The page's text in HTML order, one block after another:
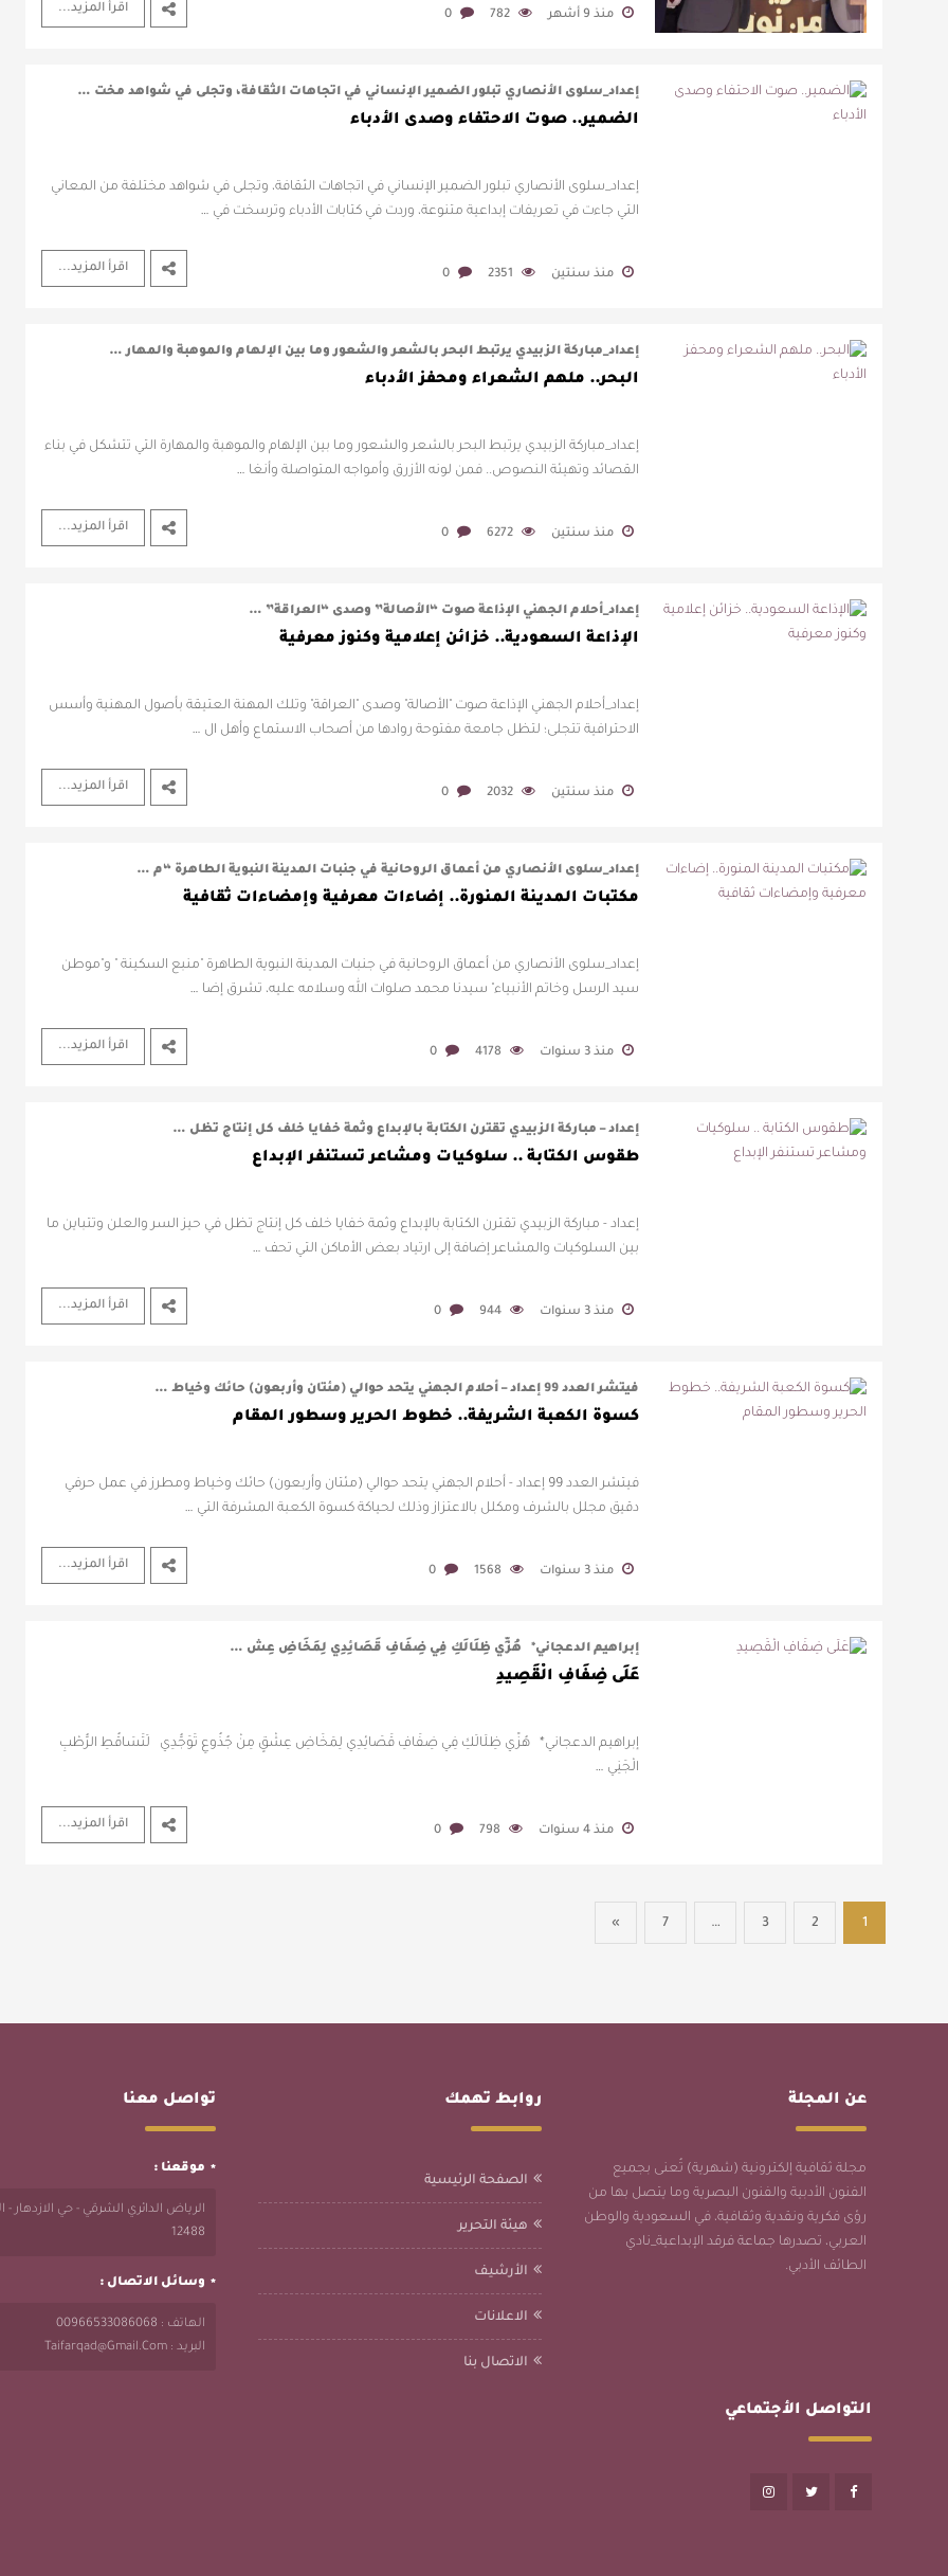
منذ 9 أشهر 782
0 اقرأ المزيد...
إعداد_سلوى الأنصاري تبلور الضمير الإنساني في اتجاهات الثقافة، وتجلى في شواهد مخت …
الضمير.. صوت الاحتفاء وصدى الأدباء
إعداد_سلوى الأنصاري تبلور الضمير الإنساني في اتجاهات الثقافة، وتجلى في شواهد مختلفة من المعاني
التي جاءت في تعريفات إبداعية متنوعة، وردت في كتابات الأدباء وترسخت في …
منذ سنتين 2351
0 اقرأ المزيد...
إعداد_مباركة الزبيدي يرتبط البحر بالشعر والشعور وما بين الإلهام والموهبة والمهار …
البحر.. ملهم الشعراء ومحفز الأدباء
إعداد_مباركة الزبيدي يرتبط البحر بالشعر والشعور وما بين الإلهام والموهبة والمهارة التي تتشكل في بناء
القصائد وتهيئة النصوص.. فمن لونه الأزرق وأمواجه المتواصلة وأنغا …
منذ سنتين 6272
0 اقرأ المزيد...
إعداد_أحلام الجهني الإذاعة صوت “الأصالة” وصدى “العراقة” …
الإذاعة السعودية.. خزائن إعلامية وكنوز معرفية
إعداد_أحلام الجهني الإذاعة صوت "الأصالة" وصدى "العراقة" وتلك المهنة العتيقة بأصول المهنية وأسس
الاحترافية تتجلى؛ لتظل جامعة مفتوحة روادها من أصحاب الاستماع وأهل ال …
منذ سنتين 2032
0 اقرأ المزيد...
إعداد_سلوى الأنصاري من أعماق الروحانية في جنبات المدينة النبوية الطاهرة “م …
مكتبات المدينة المنورة.. إضاءات معرفية وإمضاءات ثقافية
إعداد_سلوى الأنصاري من أعماق الروحانية في جنبات المدينة النبوية الطاهرة "منبع السكينة " و"موطن
سيد الرسل وخاتم الأنبياء" سيدنا محمد صلوات الله وسلامه عليه، تشرق إضا …
منذ 3 سنوات 4178
0 اقرأ المزيد...
إعداد – مباركة الزبيدي تقترن الكتابة بالإبداع وثمة خفايا خلف كل إنتاج تظل …
طقوس الكتابة .. سلوكيات ومشاعر تستنفر الإبداع
إعداد - مباركة الزبيدي تقترن الكتابة بالإبداع وثمة خفايا خلف كل إنتاج تظل في حيز السر والعلن وتتباين ما
بين السلوكيات والمشاعر إضافة إلى ارتياد بعض الأماكن التي تحف …
منذ 3 سنوات 944
0 اقرأ المزيد...
فيتشر العدد 99 إعداد – أحلام الجهني يتحد حوالي (مئتان وأربعون) حائك وخياط …
كسوة الكعبة الشريفة.. خطوط الحرير وسطور المقام
فيتشر العدد 99 إعداد - أحلام الجهني يتحد حوالي (مئتان وأربعون) حائك وخياط ومطرز في عمل حرفي
دقيق مجلل بالشرف ومكلل بالاعتزاز وذلك لحياكة كسوة الكعبة المشرفة التي …
منذ 3 سنوات 1568
0 اقرأ المزيد...
إبراهيم الدعجاني* ‏هُزِّي ظِلَالَكِ فِي ضِفَافِ قَصَائِدِي ‏لِمَخَاضِ عِش …
عَلَى ضِفَافِ الْقَصِيدِ
إبراهيم الدعجاني* ‏هُزِّي ظِلَالَكِ فِي ضِفَافِ قَصَائِدِي ‏لِمَخَاضِ عِشْقٍ مِنْ جُذُوعِ تَوَجُّدِي ‏لَتَسَاقُطِ الرُّطْبِ
الْجَنِي …
منذ 4 سنوات 798
0 اقرأ المزيد...
1
2
3
…
7
»
عن المجلة
مجلة ثقافية إلكترونية (شهرية) تُعنى بجميع
الفنون الأدبية والفنون البصرية وما يتصل بها من
رؤى فكرية ونقدية وثقافية، في السعودية والوطن
العربي، تصدرها جماعة فرقد الإبداعية_نادي
الطائف الأدبي.
روابط تهمك
الصفحة الرئيسية
هيئة التحرير
الأرشيف
الاعلانات
الاتصال بنا
تواصل معنا
موقعنا :
الرياض الدائري الشرقي - حي الازدهار -
12488
وسائل الاتصال :
الهاتف : 00966533086068
البريد : Taifarqad@gmail.com
التواصل الأجتماعي